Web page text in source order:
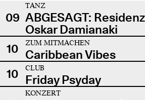
09
TANZ
ABGESAGT:
Oskar Damianaki
10
ZUM MITMACHEN
Caribbean Vibes
10
CLUB
Friday Psyday
KONZERT